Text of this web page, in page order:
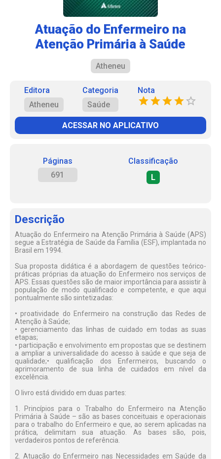
Atuação do Enfermeiro na
Atenção Primária à Saúde
Atheneu
Editora
Atheneu
Categoria
Saúde
Nota
ACESSAR NO APLICATIVO
Páginas
691
Classificação
L
Descrição
Atuação do Enfermeiro na Atenção Primária à Saúde (APS)
segue a Estratégia de Saúde da Família (ESF), implantada no
Brasil em 1994.
Sua proposta didática é a abordagem de questões teórico-
práticas próprias da atuação do Enfermeiro nos serviços de
APS. Essas questões são de maior importância para assistir à
população de modo qualificado e competente, e que aqui
pontualmente são sintetizadas:
• proatividade do Enfermeiro na construção das Redes de
Atenção à Saúde;
• gerenciamento das linhas de cuidado em todas as suas
etapas;
• participação e envolvimento em propostas que se destinem
a ampliar a universalidade do acesso à saúde e que seja de
qualidade;• qualificação dos Enfermeiros, buscando o
aprimoramento de sua linha de cuidados em nível da
excelência.
O livro está dividido em duas partes:
1. Princípios para o Trabalho do Enfermeiro na Atenção
Primária à Saúde – são as bases conceituais e operacionais
para o trabalho do Enfermeiro e que, ao serem aplicadas na
prática, delimitam sua atuação. As bases são, pois,
verdadeiros pontos de referência.
2. Atuação do Enfermeiro nas Necessidades em Saúde da